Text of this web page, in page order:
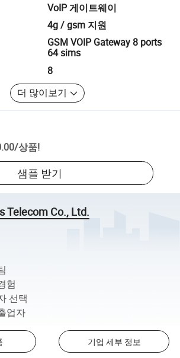
VoIP 게이트웨이
4g / gsm 지원
GSM VOIP Gateway 8 ports
64 sims
8
더 많이보기
/상품!
샘플 받기
Telecom Co., Ltd.
험
선택
업자
기업 세부 정보